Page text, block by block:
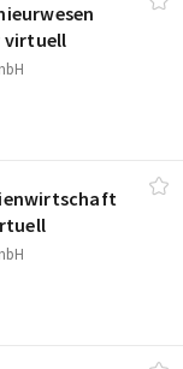
virtuell